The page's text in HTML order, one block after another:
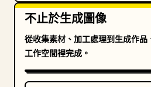
不止於生成圖像
從收集素材、加工處理到生成作品
工作空間裡完成。